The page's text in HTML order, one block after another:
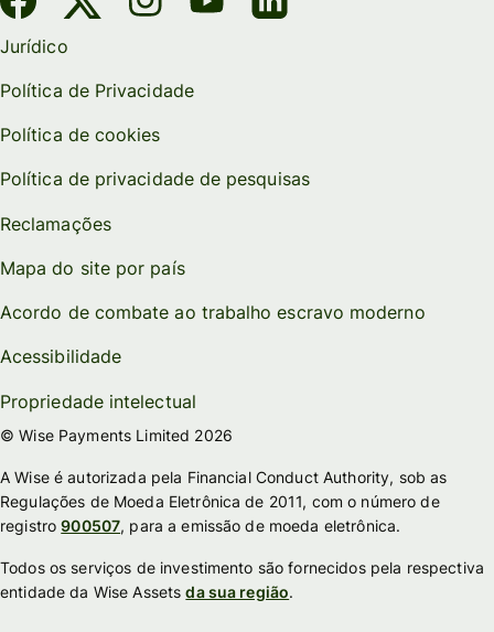
Jurídico
Política de Privacidade
Política de cookies
Política de privacidade de pesquisas
Reclamações
Mapa do site por país
Acordo de combate ao trabalho escravo moderno
Acessibilidade
Propriedade intelectual
© Wise Payments Limited 2026
A Wise é autorizada pela Financial Conduct Authority, sob as
Regulações de Moeda Eletrônica de 2011, com o número de
registro900507, para a emissão de moeda eletrônica.
Todos os serviços de investimento são fornecidos pela respectiva
entidade da Wise Assetsda sua região.